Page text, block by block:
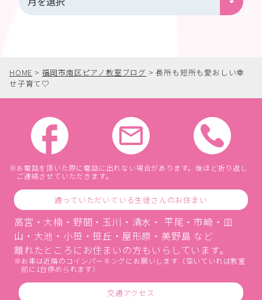
HOME > 福岡市南区ピアノ教室ブログ >長所も短所も愛おしい幸
せ子育て♡
お電話を頂いた際に電話に出れない場合があります。後ほど折り返し
ご連絡させていただきます。
通っていただいている生徒さんのお住まい
高宮・大楠・野間・玉川・清水・ 平尾・市崎・皿
山・大池・小笹・笹丘・屋形原・美野島 など
離れたところにお住まいの方もいらしています。
お車は近隣のコインパーキングにお願いします（空いていれば教室
前に1台停められます）
交通アクセス